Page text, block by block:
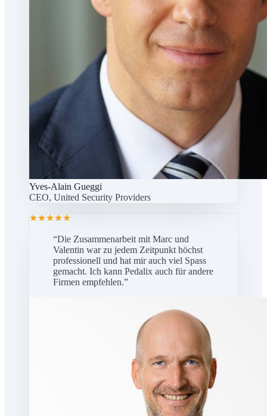
Yves-Alain Gueggi
CEO, United Security Providers
“Die Zusammenarbeit mit Marc und
Valentin war zu jedem Zeitpunkt höchst
professionell und hat mir auch viel Spass
gemacht. Ich kann Pedalix auch für andere
Firmen empfehlen.”